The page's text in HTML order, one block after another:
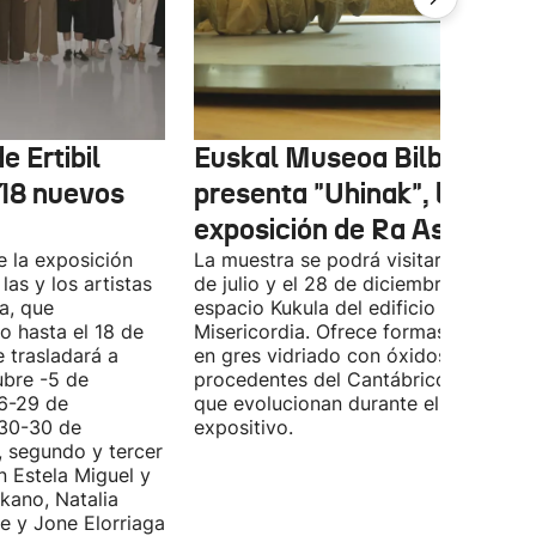
Ertibil
nuevos
la exposición
y los artistas
que
hasta el 18 de
trasladará a
-5 de
29 de
30 de
segundo y tercer
Estela Miguel y
Natalia
y Jone Elorriaga
Euskal Museoa Bilbao
presenta "Uhinak", la
exposición de Ra Asensi
La muestra se podrá visitar entre el 8
de julio y el 28 de diciembre en el
espacio Kukula del edificio
Misericordia. Ofrece formas
en gres vidriado con óxidos y algas
procedentes del Cantábrico,
que evolucionan durante el periodo
expositivo.